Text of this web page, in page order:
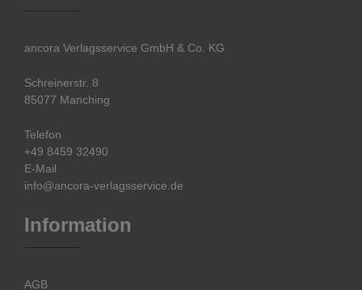
ancora Verlagsservice GmbH & Co. KG
Schreinerstr. 8
85077 Manching
Telefon
+49 8459 32490
E-Mail
info@ancora-verlagsservice.de
Information
AGB